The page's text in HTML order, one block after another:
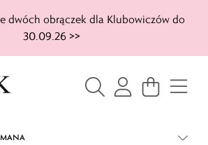
dwóch obrączek dla Klubowiczów do
30.09.26 >>